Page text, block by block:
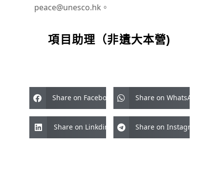
peace@unesco.hk。
項目助理（非遺大本營)
Share on Facebook Share on WhatsApp
Share on Linkdin Share on Instagram